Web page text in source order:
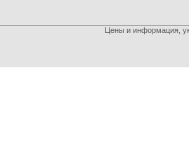
Цены и информация,